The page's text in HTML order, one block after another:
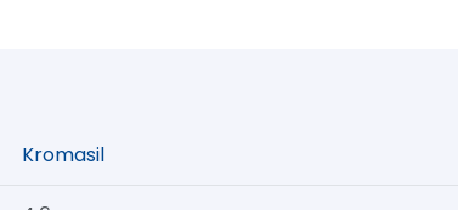
Kromasil